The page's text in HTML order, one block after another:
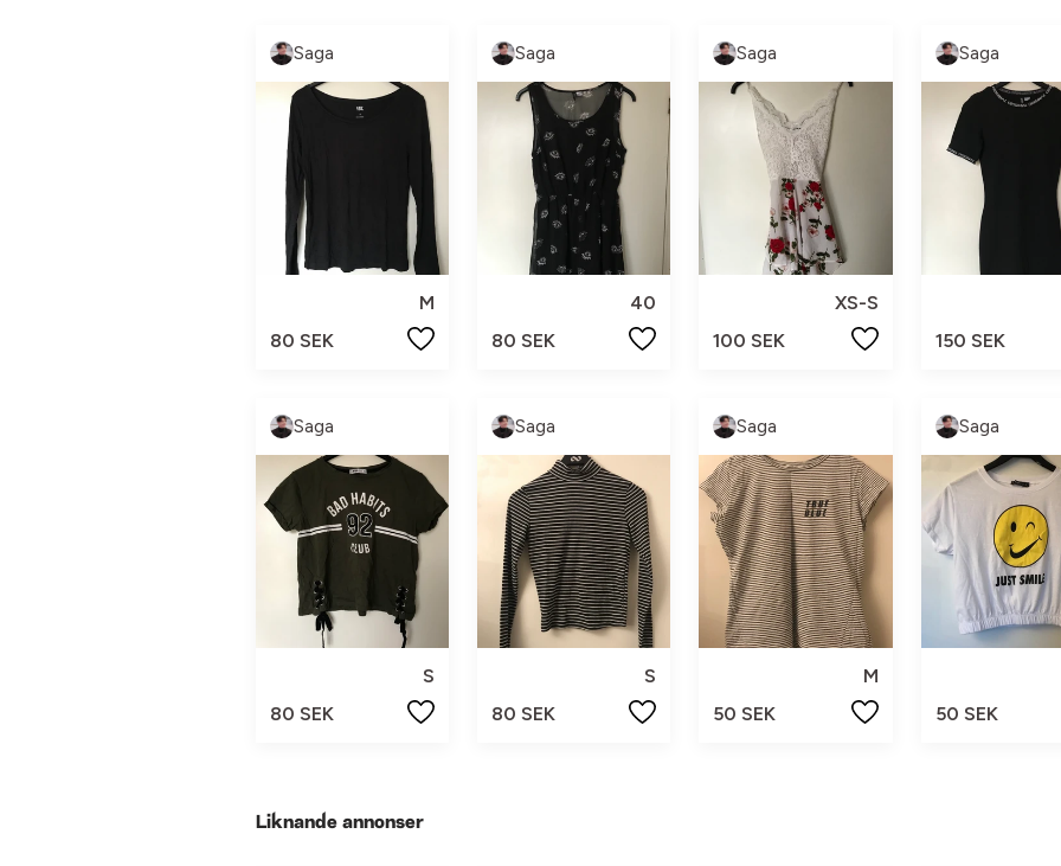
Saga
M
80 SEK
Saga
40
80 SEK
Saga
XS-S
100 SEK
Saga
150 SEK
Saga
S
80 SEK
Saga
S
80 SEK
Saga
M
50 SEK
Saga
50 SEK
Liknande annonser